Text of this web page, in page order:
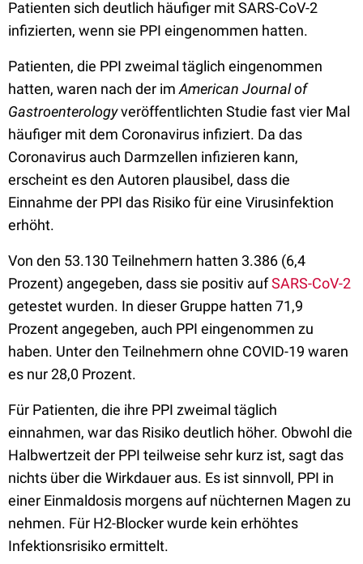
Patienten sich deutlich häufiger mit SARS-CoV-2
infizierten, wenn sie PPI eingenommen hatten.
Patienten, die PPI zweimal täglich eingenommen
hatten, waren nach der im American Journal of
Gastroenterologyveröffentlichten Studie fast vier Mal
häufiger mit dem Coronavirus infiziert. Da das
Coronavirus auch Darmzellen infizieren kann,
erscheint es den Autoren plausibel, dass die
Einnahme der PPI das Risiko für eine Virusinfektion
erhöht.
Von den 53.130 Teilnehmern hatten 3.386 (6,4
Prozent) angegeben, dass sie positiv aufSARS-CoV-2
getestet wurden. In dieser Gruppe hatten 71,9
Prozent angegeben, auch PPI eingenommen zu
haben. Unter den Teilnehmern ohne COVID-19 waren
es nur 28,0 Prozent.
Für Patienten, die ihre PPI zweimal täglich
einnahmen, war das Risiko deutlich höher. Obwohl die
Halbwertzeit der PPI teilweise sehr kurz ist, sagt das
nichts über die Wirkdauer aus. Es ist sinnvoll, PPI in
einer Einmaldosis morgens auf nüchternen Magen zu
nehmen. Für H2-Blocker wurde kein erhöhtes
Infektionsrisiko ermittelt.